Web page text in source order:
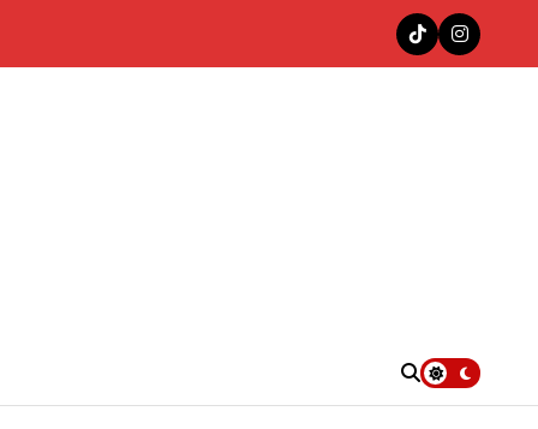
en la cima del Top 100 Colombia Hits de Decibeles